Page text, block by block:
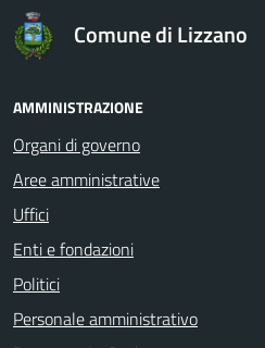
Comune di Lizzano
AMMINISTRAZIONE
Organi di governo
Aree amministrative
Uffici
Enti e fondazioni
Politici
Personale amministrativo